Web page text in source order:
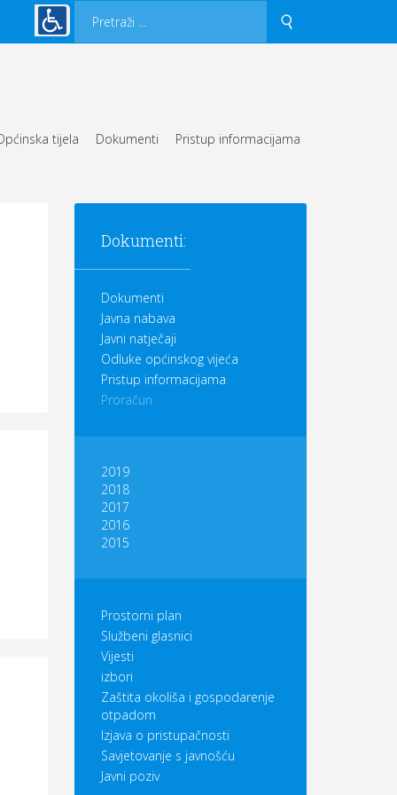
tijela Dokumenti Pristup informacijama
Dokumenti:
Dokumenti
Javna nabava
Javni natječaji
Odluke općinskog vijeća
Pristup informacijama
Proračun
2019
2018
2017
2016
2015
Prostorni plan
Službeni glasnici
Vijesti
izbori
Zaštita okoliša i gospodarenje
otpadom
Izjava o pristupačnosti
Savjetovanje s javnošću
Javni poziv